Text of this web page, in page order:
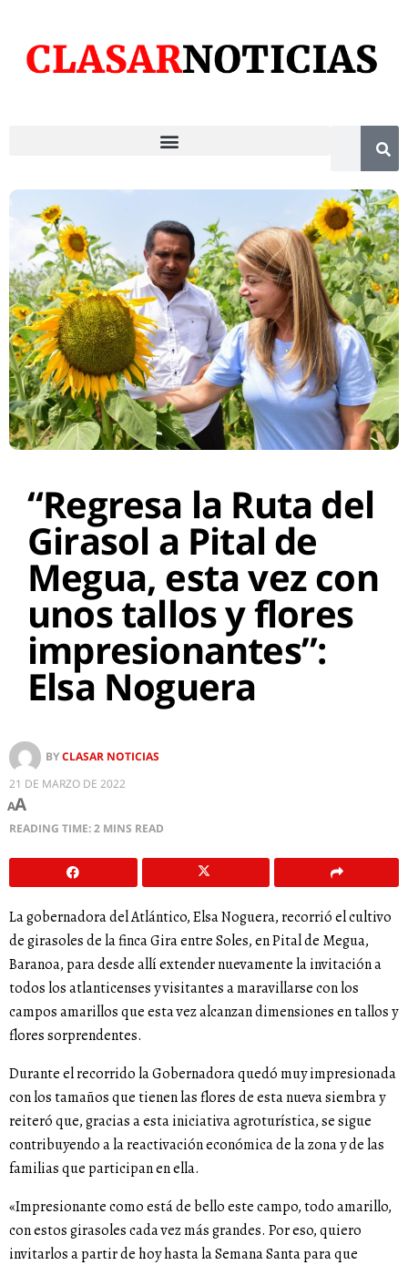
“Regresa la Ruta del
Girasol a Pital de
Megua, esta vez con
unos tallos y flores
impresionantes”:
Elsa Noguera
BYCLASAR NOTICIAS
21 DE MARZO DE 2022
AA
READING TIME: 2 MINS READ
La gobernadora del Atlántico, Elsa Noguera, recorrió el cultivo
de girasoles de la finca Gira entre Soles, en Pital de Megua,
Baranoa, para desde allí extender nuevamente la invitación a
todos los atlanticenses y visitantes a maravillarse con los
campos amarillos que esta vez alcanzan dimensiones en tallos y
flores sorprendentes.
Durante el recorrido la Gobernadora quedó muy impresionada
con los tamaños que tienen las flores de esta nueva siembra y
reiteró que, gracias a esta iniciativa agroturística, se sigue
contribuyendo a la reactivación económica de la zona y de las
familias que participan en ella.
«Impresionante como está de bello este campo, todo amarillo,
con estos girasoles cada vez más grandes. Por eso, quiero
invitarlos a partir de hoy hasta la Semana Santa para que